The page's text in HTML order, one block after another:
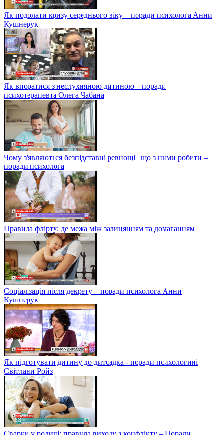
Як подолати кризу середнього віку – поради психолога Анни
Кушнерук
Як впоратися з неслухняною дитиною – поради
психотерапевта Олега Чабана
Чому з'являються безпідставні ревнощі і що з ними робити –
поради психолога
Правила флірту: де межа між залицянням та домаганням
Соціалізація після декрету – поради психолога Анни
Кушнерук
Як підготувати дитину до дитсадка - поради психологині
Світлани Ройз
Сварки у родині: правила виходу з конфлікту – Поради